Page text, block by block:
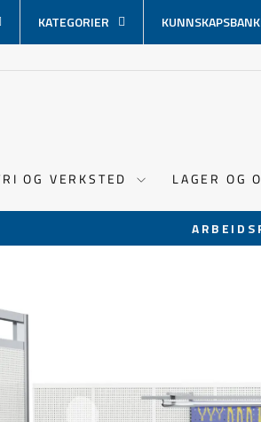
KATEGORIER
OG VERKSTED LAGER OG